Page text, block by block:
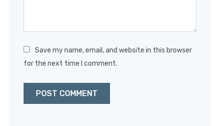
Save my name, email, and website in this browser
for the next time I comment.